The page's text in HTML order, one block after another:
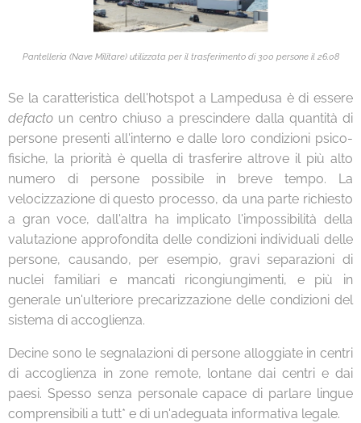
Pantelleria (Nave Militare) utilizzata per il trasferimento di 300 persone il 26.08
Se la caratteristica dell'hotspot a Lampedusa è di essere
defacto un centro chiuso a prescindere dalla quantità di
persone presenti all'interno e dalle loro condizioni psico-
fisiche, la priorità è quella di trasferire altrove il più alto
numero di persone possibile in breve tempo. La
velocizzazione di questo processo, da una parte richiesto
a gran voce, dall'altra ha implicato l'impossibilità della
valutazione approfondita delle condizioni individuali delle
persone, causando, per esempio, gravi separazioni di
nuclei familiari e mancati ricongiungimenti, e più in
generale un'ulteriore precarizzazione delle condizioni del
sistema di accoglienza.
Decine sono le segnalazioni di persone alloggiate in centri
di accoglienza in zone remote, lontane dai centri e dai
paesi. Spesso senza personale capace di parlare lingue
comprensibili a tutt* e di un'adeguata informativa legale.